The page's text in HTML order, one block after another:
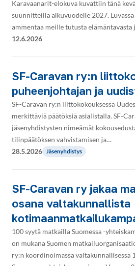
Karavaanarit-elokuva kuvattiin tänä
suunnitteilla alkuvuodelle 2027.
ammentaa meille tutusta elämäntavasta
12.6.2026
SF-Caravan ry:n
puheenjohtajan ja
SF-Caravan ry:n liittokokouksessa
merkittäviä päätöksiä asialistalla. SF-
jäsenyhdistysten nimeämät
tilinpäätöksen vahvistamisen ja…
28.5.2026 Jäsenyhdistys
SF-Caravan ry jakaa
osana valtakunnallista
100 syytä matkailla Suomessa -
on mukana Suomen
ry:n koordinoimassa valtakunnallisessa